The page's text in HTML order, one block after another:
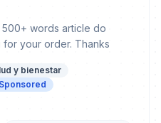
words article do
for your order. Thanks
y bienestar
Sponsored